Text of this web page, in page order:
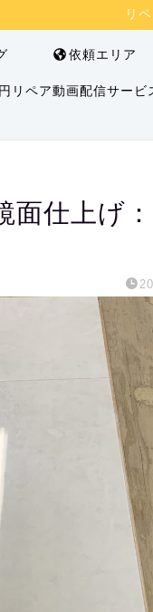
リ
依頼エリア
リペア動画配信サービ
面仕上げ